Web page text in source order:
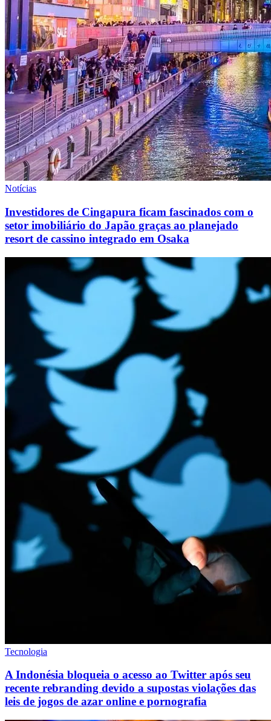
Notícias
Investidores de Cingapura ficam fascinados com o
setor imobiliário do Japão graças ao planejado
resort de cassino integrado em Osaka
Tecnologia
A Indonésia bloqueia o acesso ao Twitter após seu
recente rebranding devido a supostas violações das
leis de jogos de azar online e pornografia